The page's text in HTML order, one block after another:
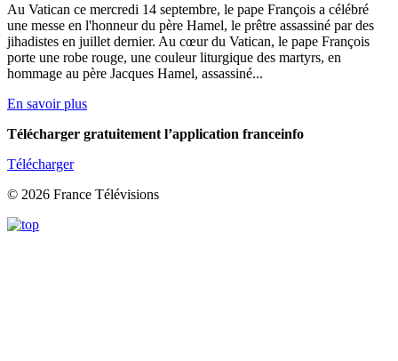
Au Vatican ce mercredi 14 septembre, le pape François a célébré
une messe en l'honneur du père Hamel, le prêtre assassiné par des
jihadistes en juillet dernier. Au cœur du Vatican, le pape François
porte une robe rouge, une couleur liturgique des martyrs, en
hommage au père Jacques Hamel, assassiné...
En savoir plus
Télécharger gratuitement l’application franceinfo
Télécharger
© 2026 France Télévisions